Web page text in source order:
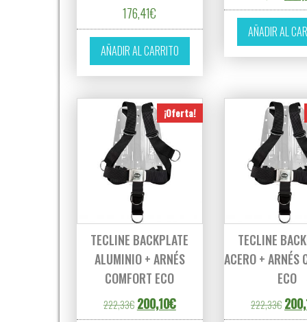
176,41€
AÑADIR AL CARRITO
AÑADIR AL
¡Oferta!
TECLINE BACKPLATE
ALUMINIO + ARNÉS
COMFORT ECO
222,33€ El precio original era: 222,33€.
200,10€El precio actual es: 200,10€.
TECLINE
ACERO + ARNÉS
ECO
222,33€ El